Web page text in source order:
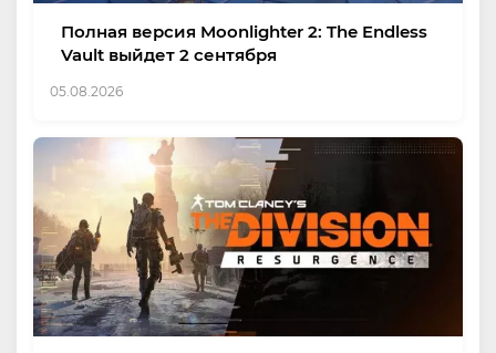
Полная версия Moonlighter 2: The Endless
Vault выйдет 2 сентября
05.08.2026